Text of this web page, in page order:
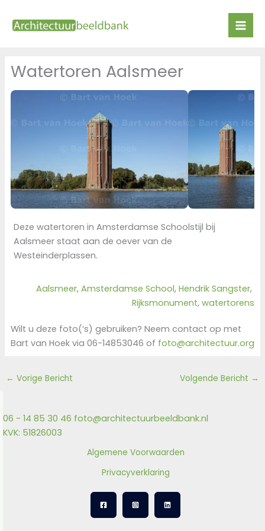
naar
Watertoren Aalsmeer
Deze watertoren in Amsterdamse Schoolstijl bij
Aalsmeer staat aan de oever van de
Westeinderplassen.
Aalsmeer, Amsterdamse School, Hendrik Sangster
Rijksmonument, watertorens
Wilt u deze foto(‘s) gebruiken? Neem contact op met
Bart van Hoek via 06-14853046 of foto@architectuur.org
← Vorige Bericht Volgende Bericht →
06 - 14 85 30 46 foto@architectuurbeeldbank.nl
KVK: 51826003
Algemene Voorwaarden
Privacyverklaring